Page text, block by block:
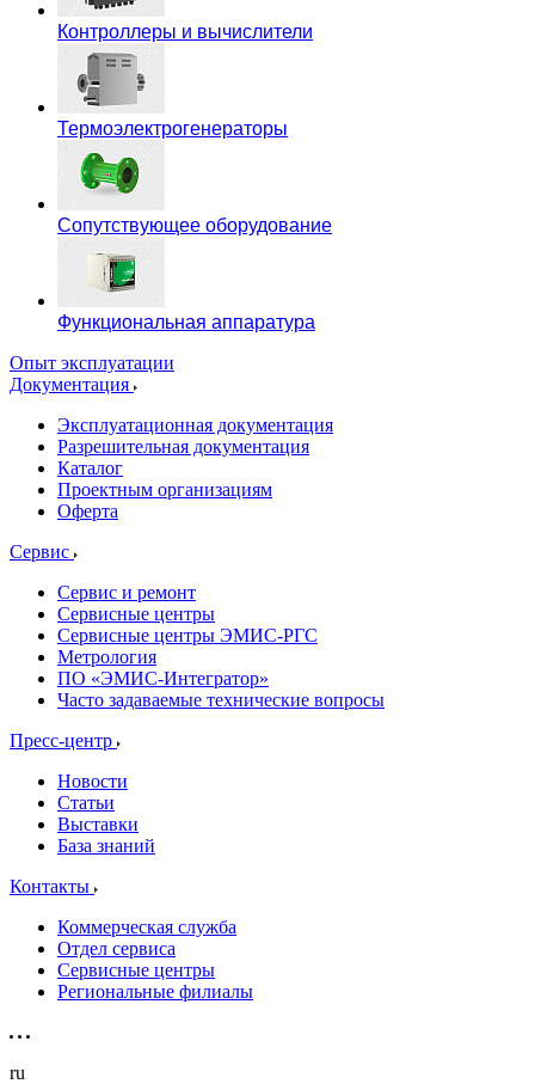
Контроллеры и вычислители
Термоэлектрогенераторы
Сопутствующее оборудование
Функциональная аппаратура
Опыт эксплуатации
Документация
Эксплуатационная документация
Разрешительная документация
Каталог
Проектным организациям
Оферта
Сервис
Сервис и ремонт
Сервисные центры
Сервисные центры ЭМИС-РГС
Метрология
ПО «ЭМИС-Интегратор»
Часто задаваемые технические вопросы
Пресс-центр
Новости
Статьи
Выставки
База знаний
Контакты
Коммерческая служба
Отдел сервиса
Сервисные центры
Региональные филиалы
ru